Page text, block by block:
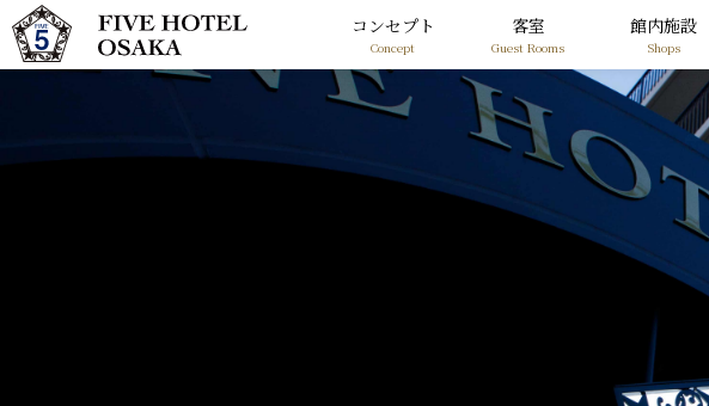
コンセプト
Concept
客室
Guest Rooms
館内施設
Shops